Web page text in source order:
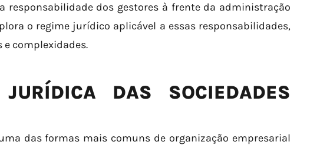
responsabilidade dos gestores à frente da administração
o regime jurídico aplicável a essas responsabilidades,
e complexidades.
JURÍDICA DAS SOCIEDADES
das formas mais comuns de organização empresarial